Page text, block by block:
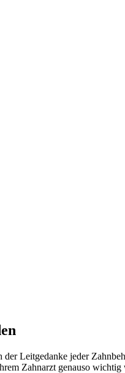
Leitgedanke jeder
Zahnarzt genauso